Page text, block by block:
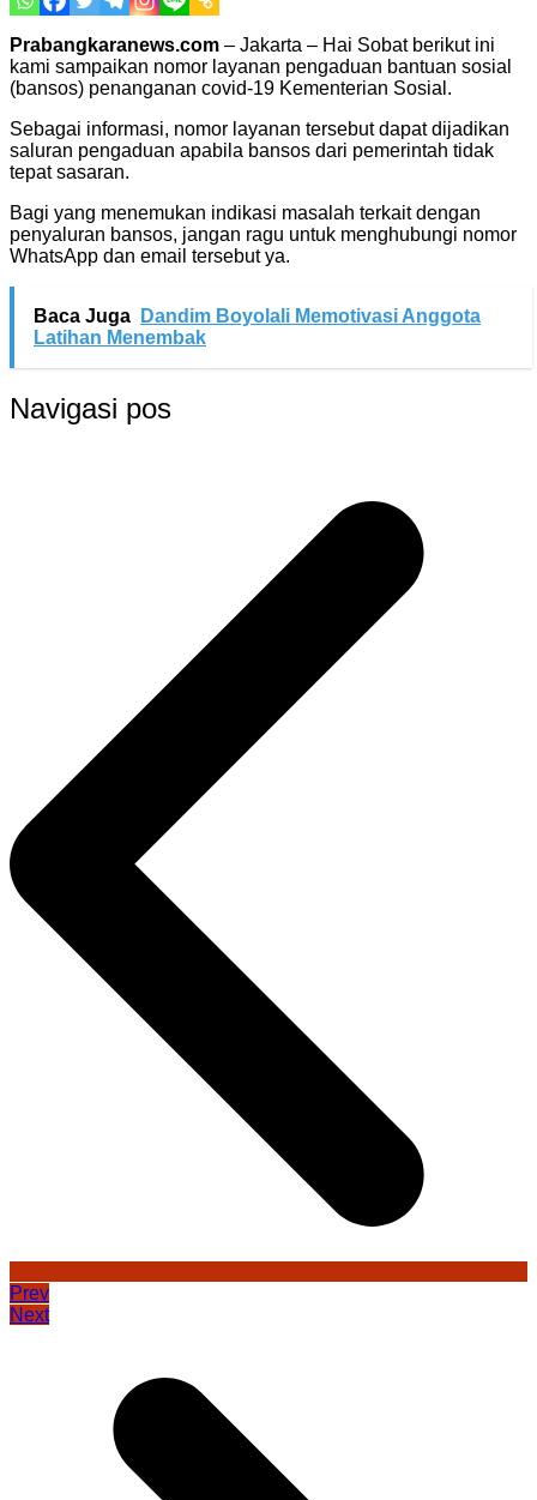
Prabangkaranews.com – Jakarta – Hai Sobat berikut ini
kami sampaikan nomor layanan pengaduan bantuan sosial
(bansos) penanganan covid-19 Kementerian Sosial.
Sebagai informasi, nomor layanan tersebut dapat dijadikan
saluran pengaduan apabila bansos dari pemerintah tidak
tepat sasaran.
Bagi yang menemukan indikasi masalah terkait dengan
penyaluran bansos, jangan ragu untuk menghubungi nomor
WhatsApp dan email tersebut ya.
Baca Juga
Dandim Boyolali Memotivasi Anggota
Latihan Menembak
Navigasi pos
Prev
Next